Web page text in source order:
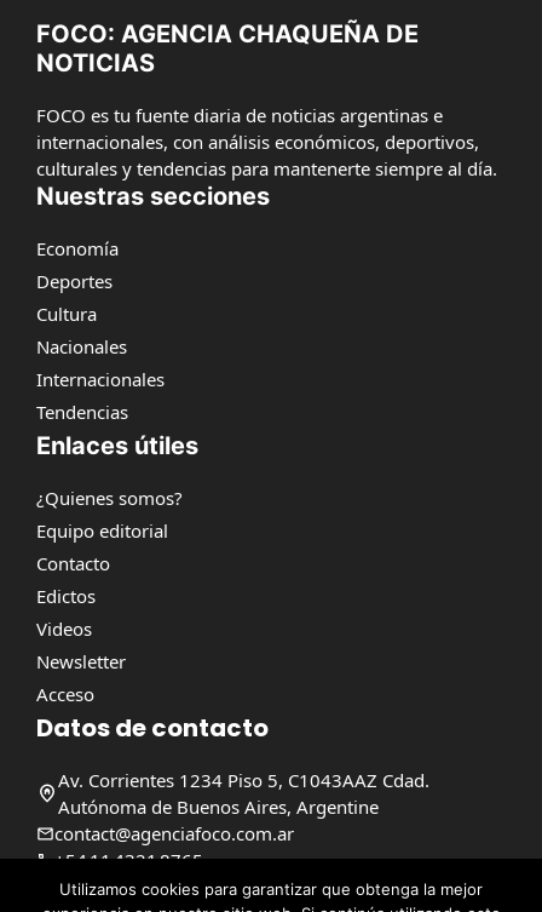
FOCO: AGENCIA CHAQUEÑA DE
NOTICIAS
FOCO es tu fuente diaria de noticias argentinas e
internacionales, con análisis económicos, deportivos,
culturales y tendencias para mantenerte siempre al día.
Nuestras secciones
Economía
Deportes
Cultura
Nacionales
Internacionales
Tendencias
Enlaces útiles
¿Quienes somos?
Equipo editorial
Contacto
Edictos
Videos
Newsletter
Acceso
Datos de contacto
Av. Corrientes 1234 Piso 5, C1043AAZ Cdad.
Autónoma de Buenos Aires, Argentine
contact@agenciafoco.com.ar
+54 11 4321 8765
Utilizamos cookies para garantizar que obtenga la mejor